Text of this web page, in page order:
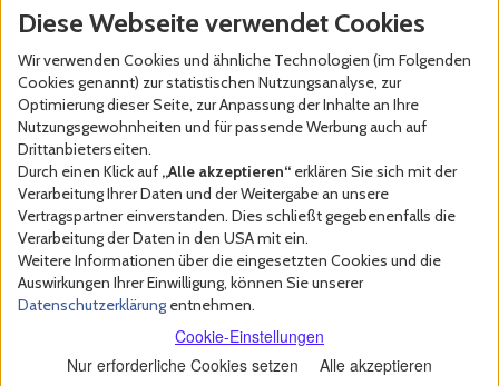
Diese Webseite verwendet Cookies
Wir verwenden Cookies und ähnliche Technologien (im Folgenden
Cookies genannt) zur statistischen Nutzungsanalyse, zur
Optimierung dieser Seite, zur Anpassung der Inhalte an Ihre
Nutzungsgewohnheiten und für passende Werbung auch auf
Drittanbieterseiten.
Durch einen Klick auf „Alle akzeptieren“ erklären Sie sich mit der
Verarbeitung Ihrer Daten und der Weitergabe an unsere
Vertragspartner einverstanden. Dies schließt gegebenenfalls die
Verarbeitung der Daten in den USA mit ein.
Weitere Informationen über die eingesetzten Cookies und die
Auswirkungen Ihrer Einwilligung, können Sie unserer
Datenschutzerklärung entnehmen.
Cookie-Einstellungen
Nur erforderliche Cookies setzen
Alle akzeptieren